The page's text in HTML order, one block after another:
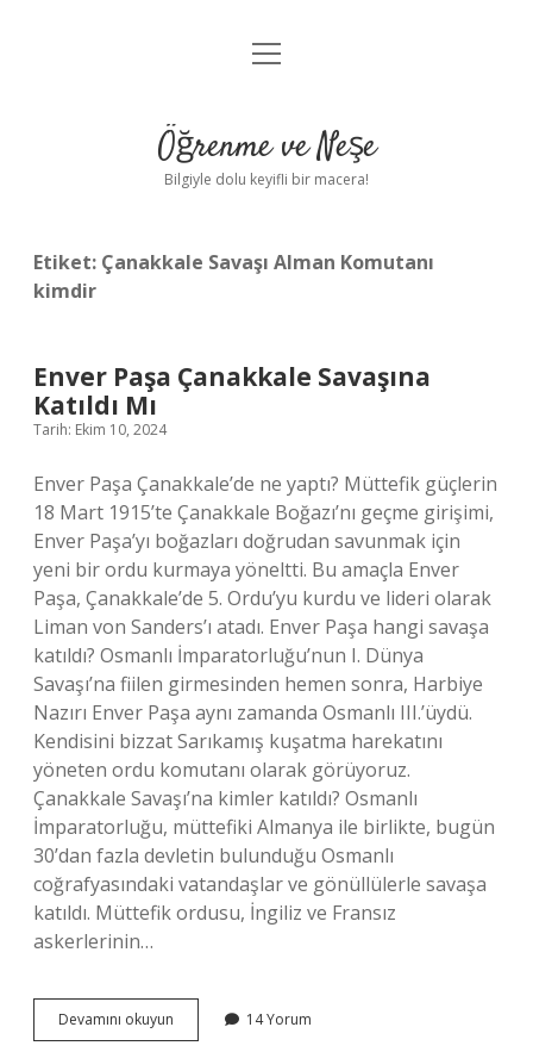
Anasayfa
Yasal Uyarı
menüyü
Öğrenme ve Neşe
Bilgiyle dolu keyifli bir macera!
Etiket: Çanakkale Savaşı Alman Komutanı
kimdir
Enver Paşa Çanakkale Savaşına
Katıldı Mı
Tarih: Ekim 10, 2024
Enver Paşa Çanakkale’de ne yaptı? Müttefik güçlerin
18 Mart 1915’te Çanakkale Boğazı’nı geçme girişimi,
Enver Paşa’yı boğazları doğrudan savunmak için
yeni bir ordu kurmaya yöneltti. Bu amaçla Enver
Paşa, Çanakkale’de 5. Ordu’yu kurdu ve lideri olarak
Liman von Sanders’ı atadı. Enver Paşa hangi savaşa
katıldı? Osmanlı İmparatorluğu’nun I. Dünya
Savaşı’na fiilen girmesinden hemen sonra, Harbiye
Nazırı Enver Paşa aynı zamanda Osmanlı III.’üydü.
Kendisini bizzat Sarıkamış kuşatma harekatını
yöneten ordu komutanı olarak görüyoruz.
Çanakkale Savaşı’na kimler katıldı? Osmanlı
İmparatorluğu, müttefiki Almanya ile birlikte, bugün
30’dan fazla devletin bulunduğu Osmanlı
coğrafyasındaki vatandaşlar ve gönüllülerle savaşa
katıldı. Müttefik ordusu, İngiliz ve Fransız
askerlerinin…
Devamını okuyun
Paşa
14 Yorum